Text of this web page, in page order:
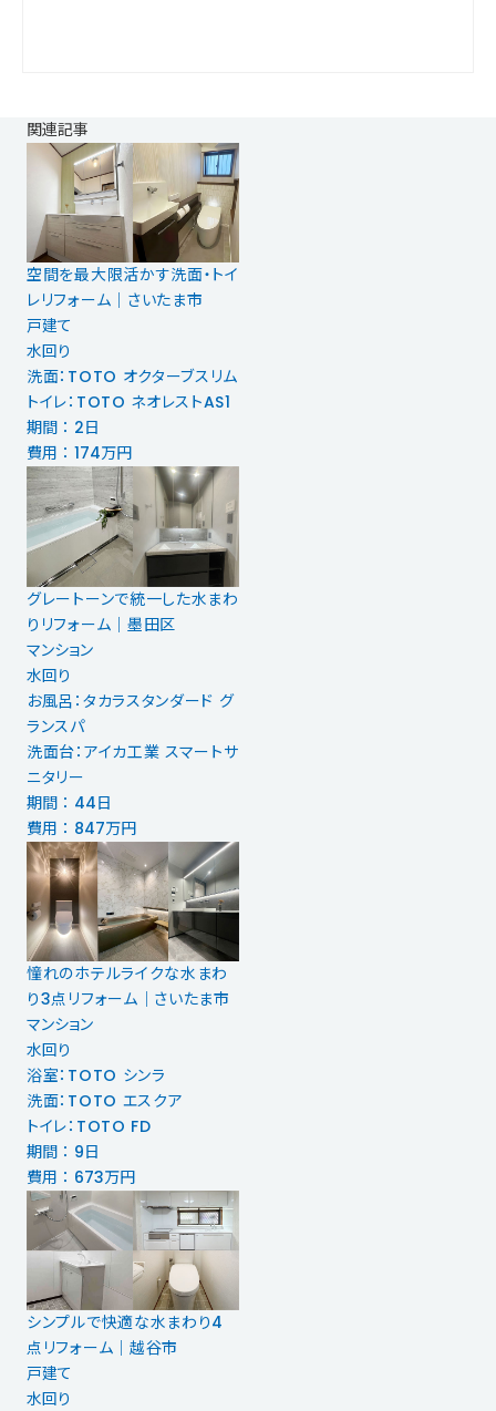
関連記事
空間を最大限活かす洗面・トイ
レリフォーム｜さいたま市
戸建て
水回り
洗面：TOTO オクターブスリム
トイレ：TOTO ネオレストAS1
期間 ： 2日
費用 ： 174万円
グレートーンで統一した水まわ
りリフォーム｜墨田区
マンション
水回り
お風呂：タカラスタンダード グ
ランスパ
洗面台：アイカ工業 スマートサ
ニタリー
期間 ： 44日
費用 ： 847万円
憧れのホテルライクな水まわ
り3点リフォーム｜さいたま市
マンション
水回り
浴室：TOTO シンラ
洗面：TOTO エスクア
トイレ：TOTO FD
期間 ： 9日
費用 ： 673万円
シンプルで快適な水まわり4
点リフォーム｜越谷市
戸建て
水回り